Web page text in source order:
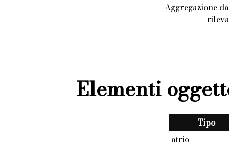
Aggregazione
Elementi
Tipo
atrio